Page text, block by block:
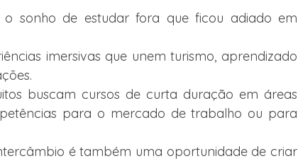
o sonho de estudar fora que ficou adiado em
imersivas que unem turismo, aprendizado
buscam cursos de curta duração em áreas
para o mercado de trabalho ou para
é também uma oportunidade de criar